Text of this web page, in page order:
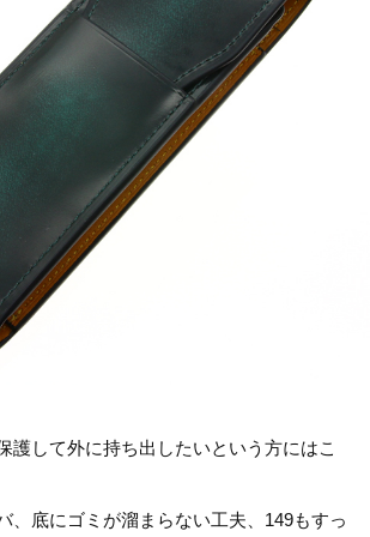
護して外に持ち出したいという方にはこ
、底にゴミが溜まらない工夫、149もすっ